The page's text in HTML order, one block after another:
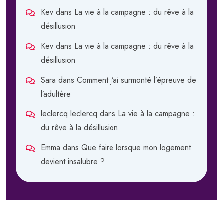
Kev dans La vie à la campagne : du rêve à la
désillusion
Kev dans La vie à la campagne : du rêve à la
désillusion
Sara dans Comment j’ai surmonté l’épreuve de
l’adultère
leclercq leclercq dans La vie à la campagne :
du rêve à la désillusion
Emma dans Que faire lorsque mon logement
devient insalubre ?